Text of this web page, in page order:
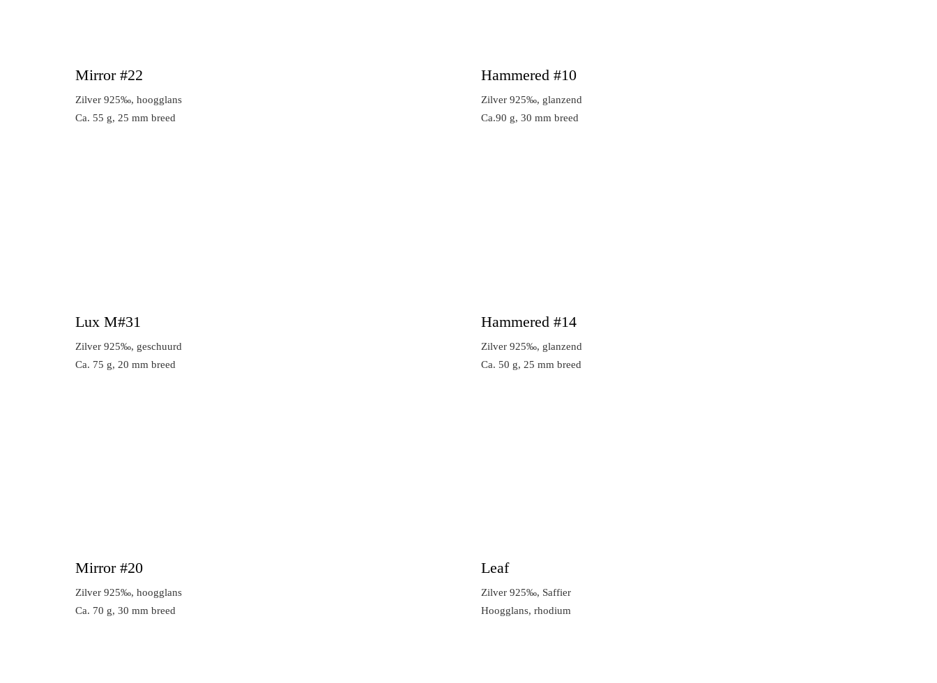
Mirror #22
Zilver 925‰, hoogglans
Ca. 55 g, 25 mm breed
Hammered #10
Zilver 925‰, glanzend
Ca.90 g, 30 mm breed
Lux M#31
Zilver 925‰, geschuurd
Ca. 75 g, 20 mm breed
Hammered #14
Zilver 925‰, glanzend
Ca. 50 g, 25 mm breed
Mirror #20
Zilver 925‰, hoogglans
Ca. 70 g, 30 mm breed
Leaf
Zilver 925‰, Saffier
Hoogglans, rhodium